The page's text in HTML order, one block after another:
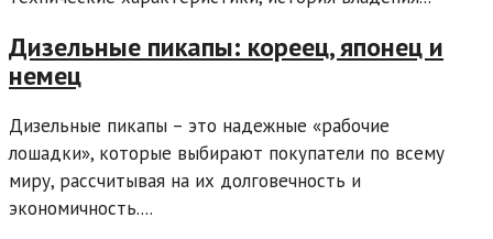
Дизельные пикапы: кореец, японец и
немец
Дизельные пикапы – это надежные «рабочие
лошадки», которые выбирают покупатели по всему
миру, рассчитывая на их долговечность и
экономичность....